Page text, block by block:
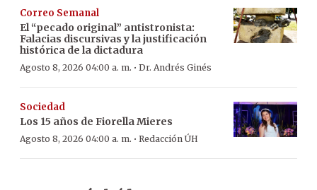
Correo Semanal
El “pecado original” antistronista:
Falacias discursivas y la justificación
histórica de la dictadura
Agosto 8, 2026 04:00 a. m. · Dr. Andrés Ginés
Sociedad
Los 15 años de Fiorella Mieres
Agosto 8, 2026 04:00 a. m. · Redacción ÚH